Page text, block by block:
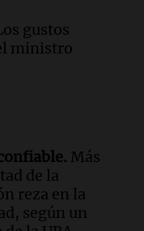
la
y digital
gustos
ministro
Más
de la
reza en la
según un